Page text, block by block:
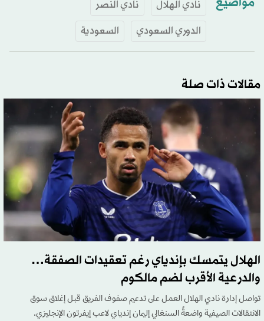
نادي الهلال
نادي النصر
الدوري السعودي
السعودية
مقالات ذات صلة
الهلال يتمسك بإندياي رغم تعقيدات الصفقة…
والدرعية الأقرب لضم مالكوم
تواصل إدارة نادي الهلال العمل على تدعيم صفوف الفريق قبل إغلاق سوق
الانتقالات الصيفية واضعةً السنغالي إليمان إندياي لاعب إيفرتون الإنجليزي.